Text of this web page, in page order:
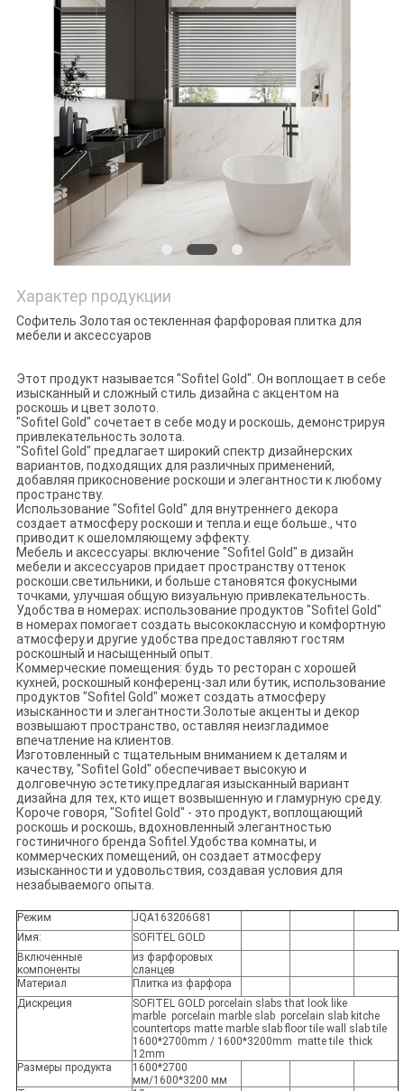
Характер продукции
Софитель Золотая остекленная фарфоровая плитка для
мебели и аксессуаров
Этот продукт называется "Sofitel Gold". Он воплощает в себе
изысканный и сложный стиль дизайна с акцентом на
роскошь и цвет золото.
"Sofitel Gold" сочетает в себе моду и роскошь, демонстрируя
привлекательность золота.
"Sofitel Gold" предлагает широкий спектр дизайнерских
вариантов, подходящих для различных применений,
добавляя прикосновение роскоши и элегантности к любому
пространству.
Использование "Sofitel Gold" для внутреннего декора
создает атмосферу роскоши и тепла.и еще больше., что
приводит к ошеломляющему эффекту.
Мебель и аксессуары: включение "Sofitel Gold" в дизайн
мебели и аксессуаров придает пространству оттенок
роскоши.светильники, и больше становятся фокусными
точками, улучшая общую визуальную привлекательность.
Удобства в номерах: использование продуктов "Sofitel Gold"
в номерах помогает создать высококлассную и комфортную
атмосферу.и другие удобства предоставляют гостям
роскошный и насыщенный опыт.
Коммерческие помещения: будь то ресторан с хорошей
кухней, роскошный конференц-зал или бутик, использование
продуктов "Sofitel Gold" может создать атмосферу
изысканности и элегантности.Золотые акценты и декор
возвышают пространство, оставляя неизгладимое
впечатление на клиентов.
Изготовленный с тщательным вниманием к деталям и
качеству, "Sofitel Gold" обеспечивает высокую и
долговечную эстетику.предлагая изысканный вариант
дизайна для тех, кто ищет возвышенную и гламурную среду.
Короче говоря, "Sofitel Gold" - это продукт, воплощающий
роскошь и роскошь, вдохновленный элегантностью
гостиничного бренда Sofitel.Удобства комнаты, и
коммерческих помещений, он создает атмосферу
изысканности и удовольствия, создавая условия для
незабываемого опыта.
Режим
JQA163206G81
Имя:
SOFITEL GOLD
Включенные
компоненты
из фарфоровых
сланцев
Материал
Плитка из фарфора
Дискреция
SOFITEL GOLD porcelain slabs that look like
marble porcelain marble slab porcelain slab kitche
countertops matte marble slab floor tile wall slab tile
1600*2700mm / 1600*3200mm matte tile thick
12mm
Размеры продукта
1600*2700
мм/1600*3200 мм